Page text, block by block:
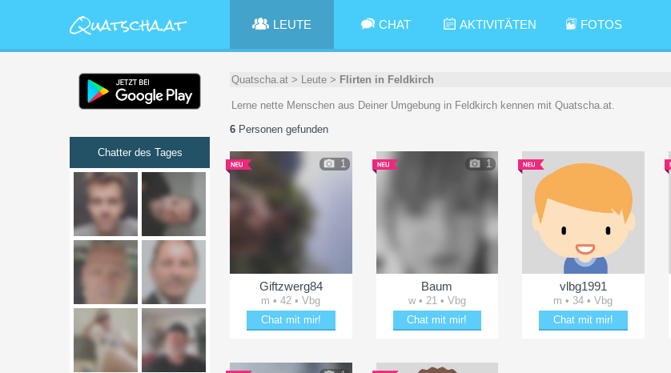
LEUTE CHAT AKTIVITÄTEN FOTOS
Chatter des Tages
Quatscha.at > Leute > Flirten in Feldkirch
Lerne nette Menschen aus Deiner Umgebung in Feldkirch kennen mit Quatscha.at.
6 Personen gefunden
1
Giftzwerg84
m • 42 • Vbg
Chat mit mir!
1
Baum
w • 21 • Vbg
Chat mit mir!
vlbg1991
m • 34 • Vbg
Chat mit mir!